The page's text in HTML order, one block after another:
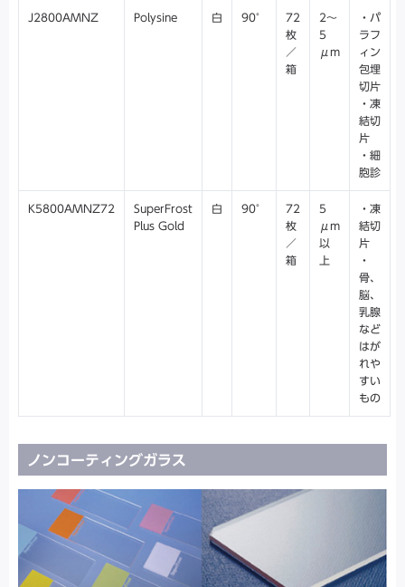
J2800AMNZ Polysine 白 90°
72
枚
／
箱
2～
5
μm
・パ
ラフ
ィン
包埋
切片
・凍
結切
片
・細
胞診
K5800AMNZ72
SuperFrost
Plus Gold
白 90°
72
枚
／
箱
5
μm
以
上
・凍
結切
片
・
骨、
脳、
乳腺
など
はが
れや
すい
もの
ノンコーティングガラス